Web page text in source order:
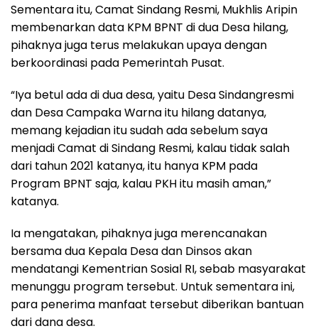
Sementara itu, Camat Sindang Resmi, Mukhlis Aripin
membenarkan data KPM BPNT di dua Desa hilang,
pihaknya juga terus melakukan upaya dengan
berkoordinasi pada Pemerintah Pusat.
“Iya betul ada di dua desa, yaitu Desa Sindangresmi
dan Desa Campaka Warna itu hilang datanya,
memang kejadian itu sudah ada sebelum saya
menjadi Camat di Sindang Resmi, kalau tidak salah
dari tahun 2021 katanya, itu hanya KPM pada
Program BPNT saja, kalau PKH itu masih aman,”
katanya.
Ia mengatakan, pihaknya juga merencanakan
bersama dua Kepala Desa dan Dinsos akan
mendatangi Kementrian Sosial RI, sebab masyarakat
menunggu program tersebut. Untuk sementara ini,
para penerima manfaat tersebut diberikan bantuan
dari dana desa.